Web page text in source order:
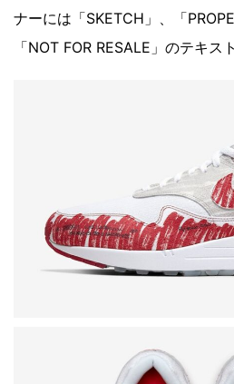
ナーには「SKETCH」、「
「NOT FOR RESALE」のテキス